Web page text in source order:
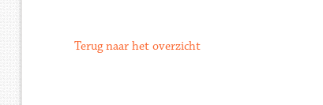
Terug naar het overzicht